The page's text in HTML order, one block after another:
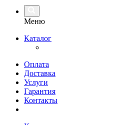
Меню
Каталог
Оплата
Доставка
Услуги
Гарантия
Контакты